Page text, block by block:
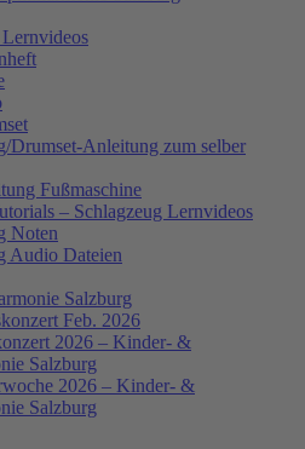
Drumset-Anleitung zum selber
Fußmaschine
– Schlagzeug Lernvideos
Noten
Audio Dateien
Salzburg
Feb. 2026
2026 – Kinder- &
Salzburg
2026 – Kinder- &
Salzburg